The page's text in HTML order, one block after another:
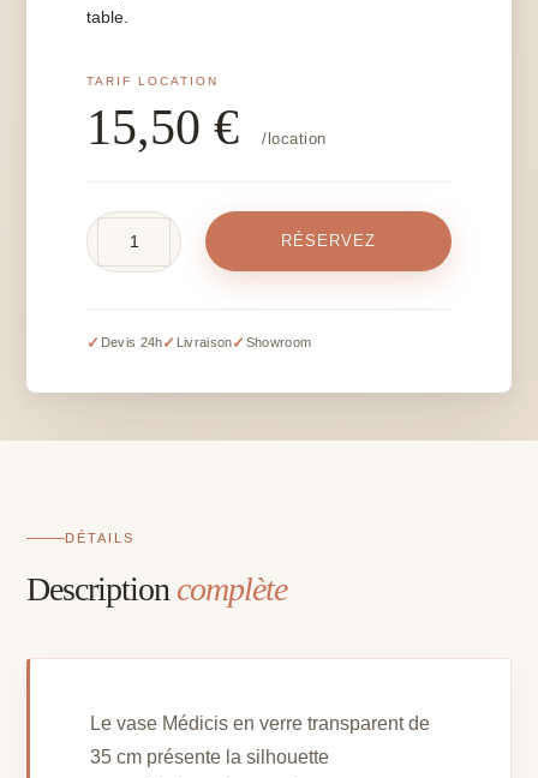
table.
15,50€ /location
en
transparent
RÉSERVEZ
✓ Devis 24h✓ Livraison✓ Showroom
DÉTAILS
Description complète
Le vase Médicis en verre transparent de
35 cm présente la silhouette